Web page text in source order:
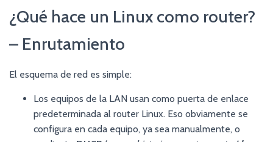
¿Qué hace un Linux como router?
– Enrutamiento
El esquema de red es simple:
Los equipos de la LAN usan como puerta de enlace
predeterminada al router Linux. Eso obviamente se
configura en cada equipo, ya sea manualmente, o